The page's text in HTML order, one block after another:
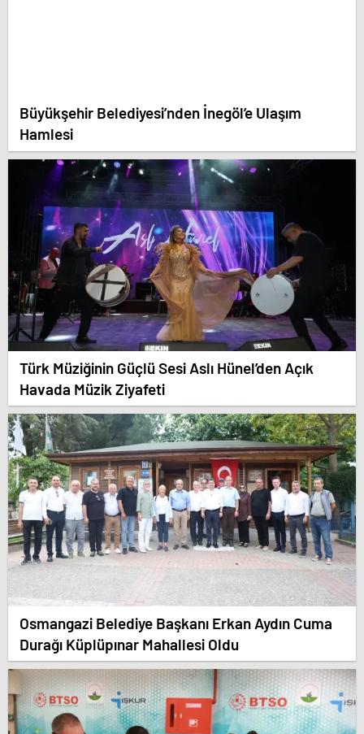
Büyükşehir Belediyesi’nden İnegöl’e Ulaşım
Hamlesi
Türk Müziğinin Güçlü Sesi Aslı Hünel’den Açık
Havada Müzik Ziyafeti
Osmangazi Belediye Başkanı Erkan Aydın Cuma
Durağı Küplüpınar Mahallesi Oldu